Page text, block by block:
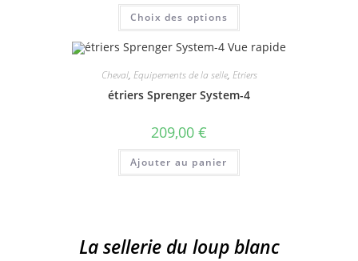
Choix des options
Ce
a
plusieurs
variations.
options
être
du
Vue rapide
Cheval, Equipements de la selle, Etriers
étriers Sprenger System-4
209,00 €
Ajouter au panier
La sellerie du loup blanc